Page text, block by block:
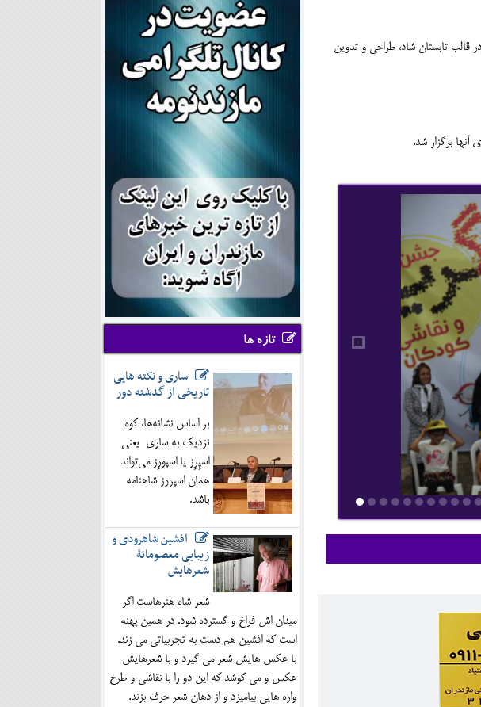
قالب تابستان شاد، طراحی و تدوین
› تازه ها
ساری و نکته هایی
تاریخی از گذشته دور
بر اساس نشانه‌ها، کوه
نزدیک به ساری یعنی
اسپِرِز یا اسپورِز می‌تواند
همان اسپروز شاهنامه
باشد.
افشین شاهرودی و
زیبایی معصومانۀ
شعرهایش
شعر شاه هنرهاست اگر
میدان اش فراخ و گسترده شود. در همین پهنه
است که افشین هم دست به تجربیاتی می زند.
با عکس هایش شعر می گیرد و با شعرهایش
عکس و می کوشد که این دو را با نقاشی و طرح
واره هایی بیامیزد و از دهان شعر حرف بزند.